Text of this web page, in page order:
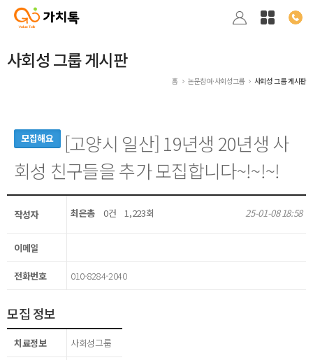
사회성 그룹 게시판
홈 논문참여·사회성그룹 사회성 그룹 게시판
모집해요
[고양시 일산] 19년생 20년생 사
회성 친구들을 추가 모집합니다~!~!~!
작성자 최은총 0건 1,223회 25-01-08 18:58
이메일
전화번호 010-8284-2040
모집 정보
치료정보 사회성그룹